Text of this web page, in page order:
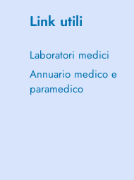
Link utili
Laboratori medici
Annuario medico e
paramedico